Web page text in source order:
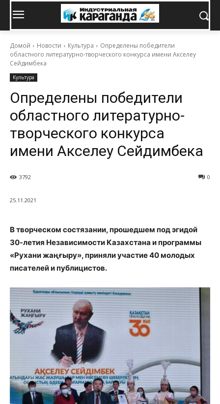
Домой Новости Культура
Определены победители
областного литературно-творческого конкурса имени Акселеу
Сейдимбека
Культура
Определены победители
областного литературно-
творческого конкурса
имени Акселеу Сейдимбека
0
3792
25.11.2021
В творческом состязании, прошедшем под эгидой
30-летия Независимости Казахстана и программы
«Рухани жаңғыру», приняли участие 40 молодых
писателей и публицистов.